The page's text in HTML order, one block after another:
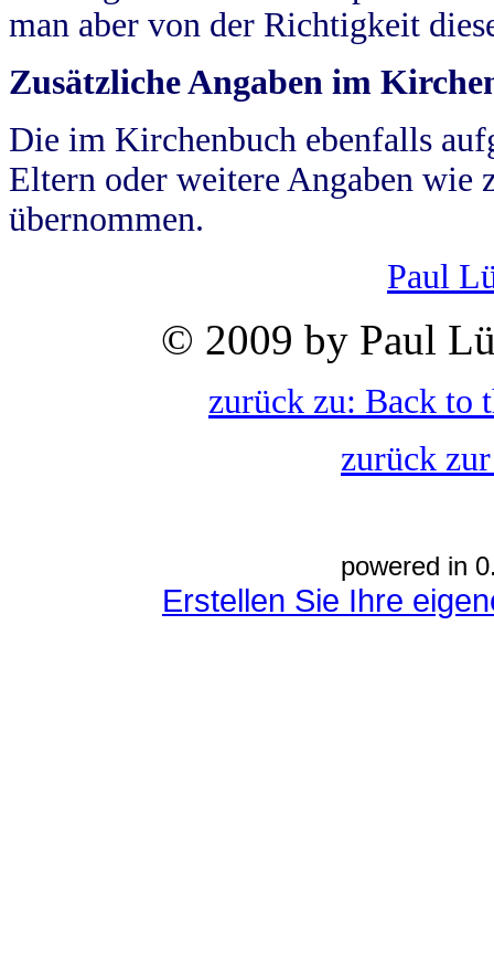
man aber von der Richtigkeit
Zusätzliche Angaben im
Die im Kirchenbuch ebenfalls
Eltern oder weitere Angaben wie
übernommen.
Paul
© 2009 by Paul
zurück zu: Back to
zurück
powered in
Erstellen Sie Ihre